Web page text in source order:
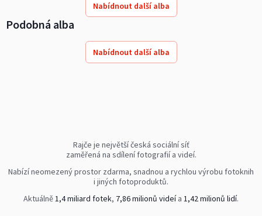
Nabídnout další alba
Podobná alba
Nabídnout další alba
Rajče je největší česká sociální síť
zaměřená na sdílení fotografií a videí.
Nabízí neomezený prostor zdarma, snadnou a rychlou výrobu fotoknih
i jiných fotoproduktů.
Aktuálně1,4 miliard fotek, 7,86 milionů videía 1,42 milionů lidí.